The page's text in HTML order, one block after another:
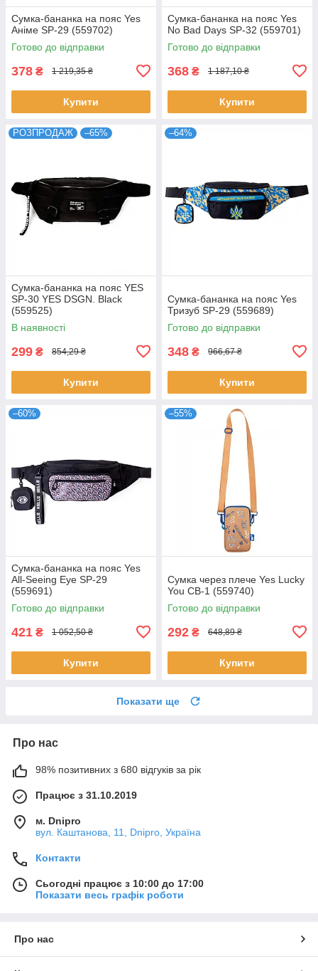
Сумка-бананка на пояс Yes
Аніме SP-29 (559702)
Готово до відправки
378 ₴ 1 219,35 ₴
Купити
Сумка-бананка на пояс Yes
No Bad Days SP-32 (559701)
Готово до відправки
368 ₴ 1 187,10 ₴
Купити
РОЗПРОДАЖ –65%
Сумка-бананка на пояс YES
SP-30 YES DSGN. Black
(559525)
В наявності
299 ₴ 854,29 ₴
Купити
–64%
Сумка-бананка на пояс Yes
Тризуб SP-29 (559689)
Готово до відправки
348 ₴ 966,67 ₴
Купити
–60%
Сумка-бананка на пояс Yes
All-Seeing Eye SP-29
(559691)
Готово до відправки
421 ₴ 1 052,50 ₴
Купити
–55%
Сумка через плече Yes Lucky
You CB-1 (559740)
Готово до відправки
292 ₴ 648,89 ₴
Купити
Показати ще
Про нас
98% позитивних з 680 відгуків за рік
Працює з 31.10.2019
м. Dnipro
вул. Каштанова, 11, Dnipro, Україна
Контакти
Сьогодні працює з 10:00 до 17:00
Показати весь графік роботи
Про нас